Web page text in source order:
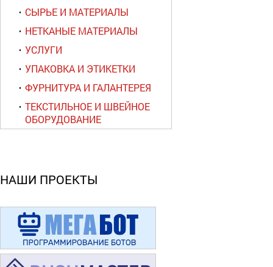
СЫРЬЕ И МАТЕРИАЛЫ
НЕТКАНЫЕ МАТЕРИАЛЫ
УСЛУГИ
УПАКОВКА И ЭТИКЕТКИ
ФУРНИТУРА И ГАЛАНТЕРЕЯ
ТЕКСТИЛЬНОЕ И ШВЕЙНОЕ
ОБОРУДОВАНИЕ
НАШИ ПРОЕКТЫ